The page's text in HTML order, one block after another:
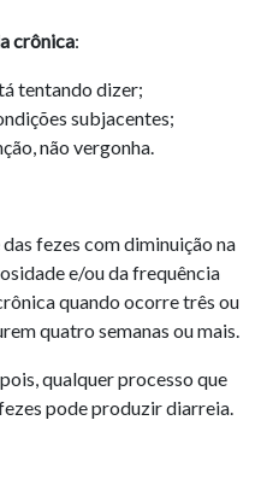
crônica:
tentando dizer;
subjacentes;
não vergonha.
fezes com diminuição na
e/ou da frequência
quando ocorre três ou
quatro semanas ou mais.
qualquer processo que
pode produzir diarreia.